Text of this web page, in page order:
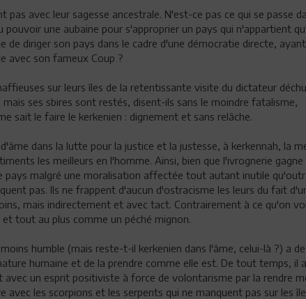
pas avec leur sagesse ancestrale. N'est-ce pas ce qui se passe
une aubaine pour s'approprier un pays qui n'appartient
de diriger son pays dans le cadre d'une démocratie directe, ayant
avec son fameux Coup ?
sur leurs îles de la retentissante visite du dictateur
ses sbires sont restés, disent-ils sans le moindre fatalisme,
sait le faire le kerkenien : dignement et sans relâche.
dans la lutte pour la justice et la justesse, à kerkennah, la
les meilleurs en l'homme. Ainsi, bien que l'ivrognerie gagne
pays malgré une moralisation affectée tout autant inutile
pas. Ils ne frappent d'aucun d'ostracisme les leurs du fait
mais indirectement et avec tact. Contrairement à ce qu'on
tout au plus comme un péché mignon.
humble (mais reste-t-il kerkenien dans l'âme, celui-là ?) a de
humaine et de la prendre comme elle est. De tout temps, il
un esprit positiviste à force de volontarisme par la rendre
avec les scorpions et les serpents qui ne manquent pas sur les